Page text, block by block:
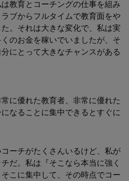
教育とコーチングの仕事を組み
ブからフルタイムで教育面をや
。それは大きな変化で、私は実
のお金を稼いでいましたが、そ
にとって大きなチャンスがある
に優れた教育者、非常に優れた
なることに集中できるとすぐに
コーチがたくさんいるけど、私が
だ。私は『そこなら本当に強く
こに集中して、その時点でコー